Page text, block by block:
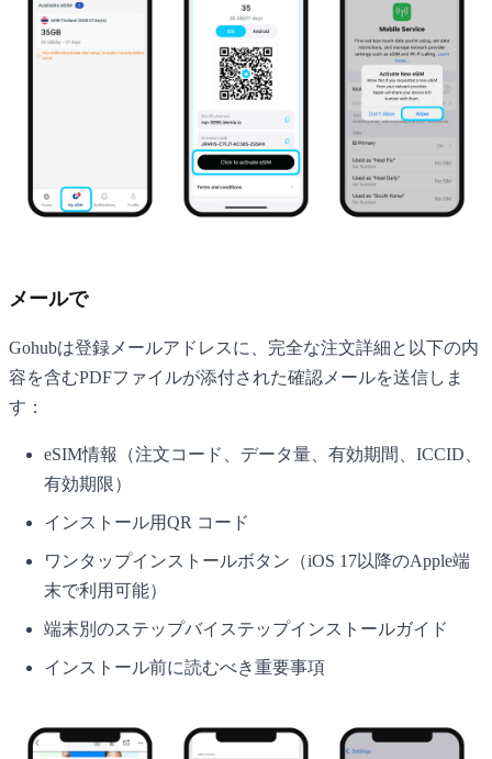
メールで
Gohubは登録メールアドレスに、完全な注文詳細と以下の内
容を含むPDFファイルが添付された確認メールを送信しま
す：
eSIM情報（注文コード、データ量、有効期間、ICCID、
有効期限）
インストール用QR コード
ワンタップインストールボタン（iOS 17以降のApple端
末で利用可能）
端末別のステップバイステップインストールガイド
インストール前に読むべき重要事項